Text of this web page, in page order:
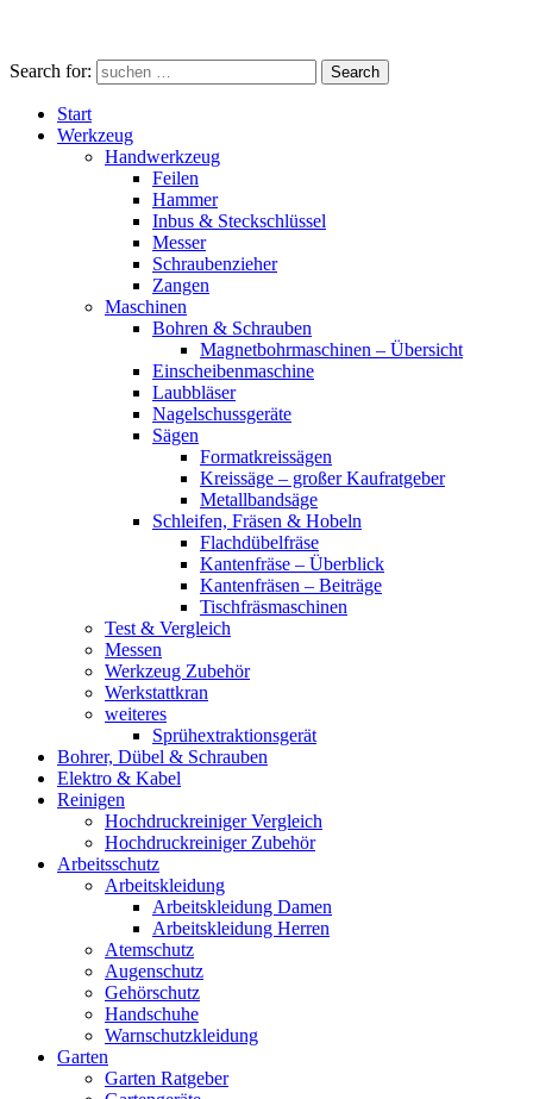
Search for: Search
Start
Werkzeug
Handwerkzeug
Feilen
Hammer
Inbus & Steckschlüssel
Messer
Schraubenzieher
Zangen
Maschinen
Bohren & Schrauben
Magnetbohrmaschinen – Übersicht
Einscheibenmaschine
Laubbläser
Nagelschussgeräte
Sägen
Formatkreissägen
Kreissäge – großer Kaufratgeber
Metallbandsäge
Schleifen, Fräsen & Hobeln
Flachdübelfräse
Kantenfräse – Überblick
Kantenfräsen – Beiträge
Tischfräsmaschinen
Test & Vergleich
Messen
Werkzeug Zubehör
Werkstattkran
weiteres
Sprühextraktionsgerät
Bohrer, Dübel & Schrauben
Elektro & Kabel
Reinigen
Hochdruckreiniger Vergleich
Hochdruckreiniger Zubehör
Arbeitsschutz
Arbeitskleidung
Arbeitskleidung Damen
Arbeitskleidung Herren
Atemschutz
Augenschutz
Gehörschutz
Handschuhe
Warnschutzkleidung
Garten
Garten Ratgeber